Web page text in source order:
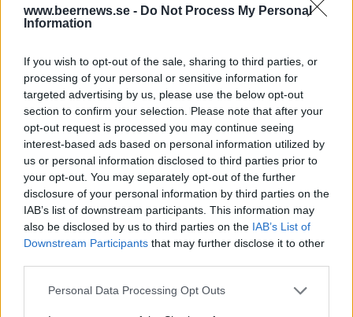
www.beernews.se - Do Not Process My Personal
Information
If you wish to opt-out of the sale, sharing to third parties, or
processing of your personal or sensitive information for
targeted advertising by us, please use the below opt-out
section to confirm your selection. Please note that after your
opt-out request is processed you may continue seeing
interest-based ads based on personal information utilized by
us or personal information disclosed to third parties prior to
your opt-out. You may separately opt-out of the further
disclosure of your personal information by third parties on the
IAB’s list of downstream participants. This information may
also be disclosed by us to third parties on the IAB’s List of
Downstream Participants that may further disclose it to other
Personal Data Processing Opt Outs
fått ut några pengar från Glasbanken. Enligt
domslutet ska Wallundaborg AB, som äger
& Brews. Första delbetalningen skulle ha gjorts i
slutet av september, men det skedde inte.
Glasbanken var under några år en viktig
försäljningskanal för många små svenska
hantverksbryggerier, där kunde de nå en nischad och
ölintresserad publik – ofta med produkter som inte
såldes på Systembolaget. Några av de svenska
aktörer som samarbetade med Glasbanken var Apex
Brewing, Fermenterarna och Stigbergets Bryggeri,
men när Glasbanken fick nya ägare och det uppstod
problem med betalningarna, så valde bryggerierna